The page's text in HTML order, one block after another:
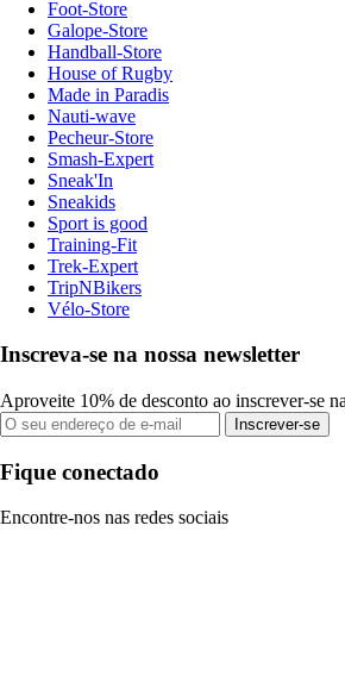
Foot-Store
Galope-Store
Handball-Store
House of Rugby
Made in Paradis
Nauti-wave
Pecheur-Store
Smash-Expert
Sneak'In
Sneakids
Sport is good
Training-Fit
Trek-Expert
TripNBikers
Vélo-Store
Inscreva-se na nossa newsletter
Aproveite 10% de desconto ao inscrever-se
Inscrever-se
Fique conectado
Encontre-nos nas redes sociais